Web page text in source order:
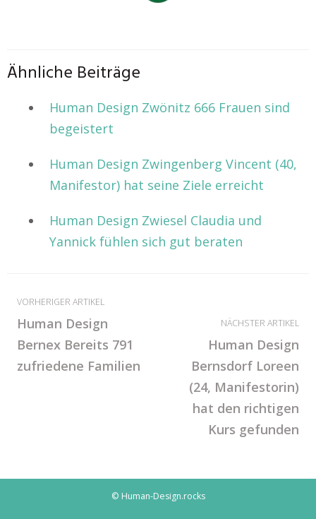
Ähnliche Beiträge
Human Design Zwönitz 666 Frauen sind
begeistert
Human Design Zwingenberg Vincent (40,
Manifestor) hat seine Ziele erreicht
Human Design Zwiesel Claudia und
Yannick fühlen sich gut beraten
VORHERIGER ARTIKEL
Human Design
Bernex Bereits 791
zufriedene Familien
NÄCHSTER ARTIKEL
Human Design
Bernsdorf Loreen
(24, Manifestorin)
hat den richtigen
Kurs gefunden
© Human-Design.rocks